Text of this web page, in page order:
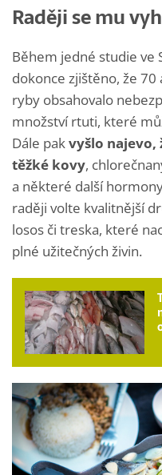
Raději se mu
Během jedné studie ve
dokonce zjištěno, že
ryby obsahovalo
množství rtuti, které
Dále pakvyšlo najevo,
těžké kovy,
a některé další
raději volte kvalitnější
losos či treska, které
plné užitečných živin.